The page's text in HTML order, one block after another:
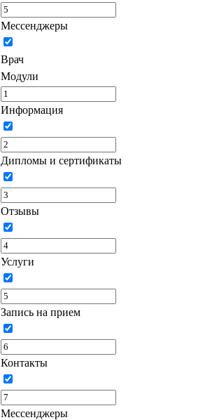
Мессенджеры
Врач
Модули
Информация
Дипломы и сертификаты
Отзывы
Услуги
Запись на прием
Контакты
Мессенджеры